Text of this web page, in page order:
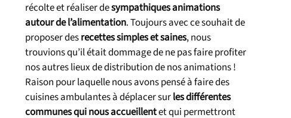
récolte et réaliser desympathiques animations
autour de l’alimentation. Toujours avec ce souhait de
proposer desrecettes simples et saines, nous
trouvions qu’il était dommage de ne pas faire profiter
nos autres lieux de distribution de nos animations !
Raison pour laquelle nous avons pensé à faire des
cuisines ambulantes à déplacer surles différentes
communes qui nous accueillentet qui permettront